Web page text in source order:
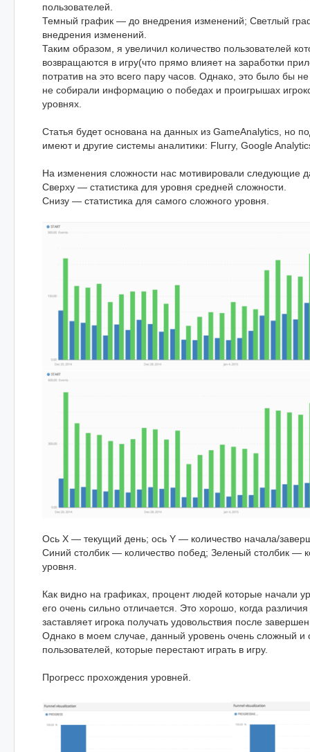
пользователей.
Темный график — до внедрения изменений; Светлый
внедрения изменений.
Таким образом, я увеличил количество пользователей
возвращаются в игру(что прямо влияет на заработки
потратив на это всего пару часов. Однако, это было бы
не собирали информацию о победах и проигрышах
уровнях.
Статья будет основана на данных из GameAnalytics, но
имеют и другие системы аналитики: Flurry, Google
На изменения сложности нас мотивировали следующие
Сверху — статистика для уровня средней сложности.
Снизу — статистика для самого сложного уровня.
Ось X — текущий день; ось Y — количество начала/
Синий столбик — количество побед; Зеленый столбик —
уровня.
Как видно на графиках, процент людей которые начали
его очень сильно отличается. Это хорошо, когда
заставляет игрока получать удовольствия после
Однако в моем случае, данный уровень очень сложный и
пользователей, которые перестают играть в игру.
Прогресс прохождения уровней.